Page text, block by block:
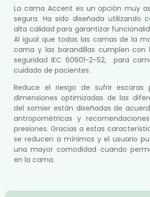
La cama Accent es un opción muy
segura. Ha sido diseñada utilizando
alta calidad para garantizar
Al igual que todas las camas de la
cama y las barandillas cumplen con
seguridad IEC 60601-2-52, para
cuidado de pacientes.
Reduce el riesgo de sufrir escaras
dimensiones optimizadas de las
del somier están diseñadas de
antropométricas y
presiones. Gracias a estas
se reducen a mínimos y el usuario
una mayor comodidad cuando
en la cama.